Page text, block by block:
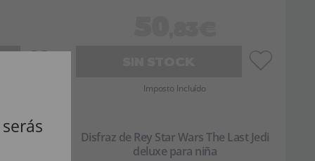
Imposto Incluído
7
Disfraz de Rey Star Wars The Last Jedi
deluxe para niña